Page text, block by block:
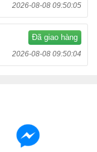
2026-08-08 09:50:05
Đã giao hàng
2026-08-08 09:50:04